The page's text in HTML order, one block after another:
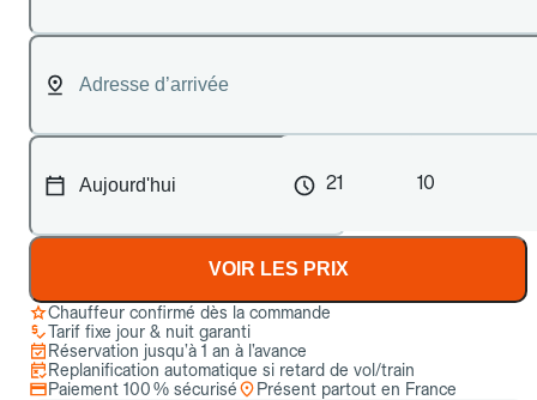
21 10
VOIR LES PRIX
Chauffeur confirmé dès la commande
Tarif fixe jour & nuit garanti
Réservation jusqu’à 1 an à l’avance
Replanification automatique si retard de vol/train
Paiement 100 % sécurisé
Présent partout en France